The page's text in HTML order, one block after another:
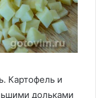
Картофель и
дольками